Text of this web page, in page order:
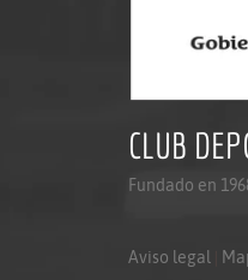
CLUB
Fundado en
Aviso legal